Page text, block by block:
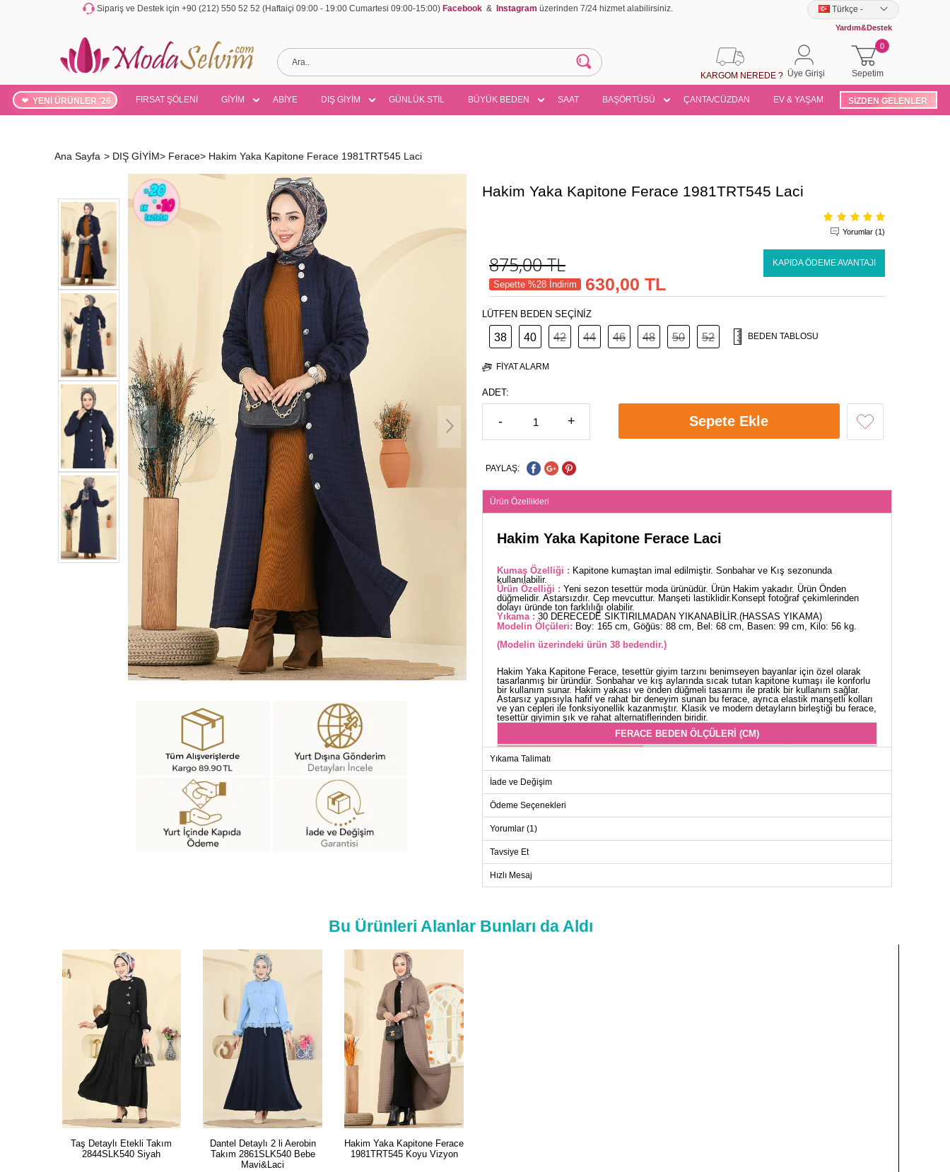
Sipariş ve Destek için +90 (212) 550 52 52 (Haftaiçi 09:00 - 19:00 Cumartesi 09:00-15:00) Facebook & Instagram üzerinden 7/24 hizmet alabilirsiniz. Türkçe -
Yardım&Destek
Sepetim
0
Üye Girişi
KARGOM NEREDE ?
YENİ ÜRÜNLER '26 FIRSAT ŞÖLENİ GİYİM ABİYE DIŞ GİYİM GÜNLÜK STİL BÜYÜK BEDEN SAAT BAŞÖRTÜSÜ ÇANTA/CÜZDAN EV & YAŞAM SİZDEN GELENLER
Ana Sayfa > DIŞ GİYİM> Ferace> Hakim Yaka Kapitone Ferace 1981TRT545 Laci
Hakim Yaka Kapitone Ferace 1981TRT545 Laci
Yorumlar (1)
875,00TL KAPIDA ÖDEME AVANTAJI
Sepette %28 İndirim 630,00 TL
LÜTFEN BEDEN SEÇİNİZ
38 40 42 44 46 48 50 52 BEDEN TABLOSU
FIYAT ALARM
ADET:
- + Sepete Ekle
PAYLAŞ:
Ürün Özellikleri
Hakim Yaka Kapitone Ferace Laci
Kumaş Özelliği : Kapitone kumaştan imal edilmiştir. Sonbahar ve Kış sezonunda
kullanılabilir.
Ürün Özelliği : Yeni sezon tesettür moda ürünüdür. Ürün Hakim yakadır. Ürün Önden
düğmelidir. Astarsızdır. Cep mevcuttur. Manşeti lastiklidir.Konsept fotoğraf çekimlerinden
dolayı üründe ton farklılığı olabilir.
Yıkama : 30 DERECEDE SIKTIRILMADAN YIKANABİLİR.(HASSAS YIKAMA)
Modelin Ölçüleri: Boy: 165 cm, Göğüs: 88 cm, Bel: 68 cm, Basen: 99 cm, Kilo: 56 kg.
(Modelin üzerindeki ürün 38 bedendir.)
Hakim Yaka Kapitone Ferace, tesettür giyim tarzını benimseyen bayanlar için özel olarak
tasarlanmış bir üründür. Sonbahar ve kış aylarında sıcak tutan kapitone kumaşı ile konforlu
bir kullanım sunar. Hakim yakası ve önden düğmeli tasarımı ile pratik bir kullanım sağlar.
Astarsız yapısıyla hafif ve rahat bir deneyim sunan bu ferace, ayrıca elastik manşetli kolları
ve yan cepleri ile fonksiyonellik kazanmıştır. Klasik ve modern detayların birleştiği bu ferace,
tesettür giyimin şık ve rahat alternatiflerinden biridir.
FERACE BEDEN ÖLÇÜLERİ (CM)
38
100
132
40
104
132
48
118
132
Yıkama Talimatı
İade ve Değişim
Ödeme Seçenekleri
Yorumlar (1)
Tavsiye Et
Hızlı Mesaj
Bu Ürünleri Alanlar Bunları da Aldı
Taş Detaylı Etekli Takım
2844SLK540 Siyah
Dantel Detaylı 2 li Aerobin
Takım 2861SLK540 Bebe
Mavi&Laci
Hakim Yaka Kapitone Ferace
1981TRT545 Koyu Vizyon